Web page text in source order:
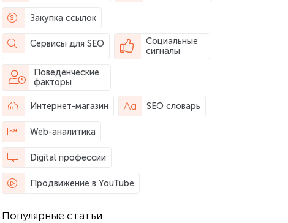
Закупка ссылок
Социальные
сигналы
Поведенческие
факторы
Сервисы для SEO
Интернет-магазин
Digital профессии
Продвижение в YouTube
Web-аналитика
SEO словарь
Популярные статьи